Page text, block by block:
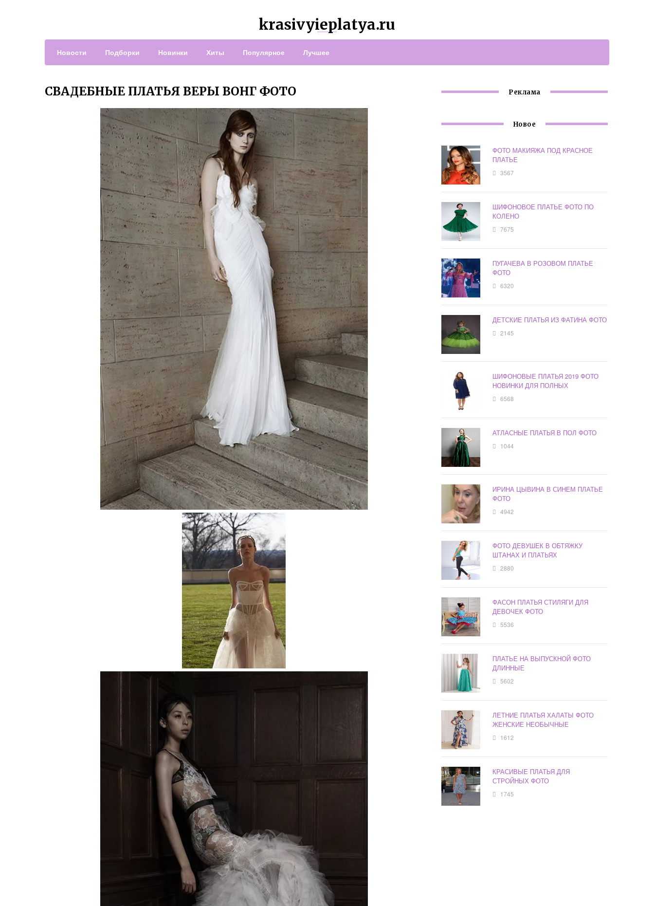
krasivyieplatya.ru
Новости Подборки Новинки Хиты Популярное Лучшее
СВАДЕБНЫЕ ПЛАТЬЯ ВЕРЫ ВОНГ ФОТО Реклама
Новое
ФОТО МАКИЯЖА ПОД КРАСНОЕ
ПЛАТЬЕ
3567
ШИФОНОВОЕ ПЛАТЬЕ ФОТО ПО
КОЛЕНО
7675
ПУГАЧЕВА В РОЗОВОМ ПЛАТЬЕ
ФОТО
6320
ДЕТСКИЕ ПЛАТЬЯ ИЗ ФАТИНА ФОТО
2145
ШИФОНОВЫЕ ПЛАТЬЯ 2019 ФОТО
НОВИНКИ ДЛЯ ПОЛНЫХ
6568
АТЛАСНЫЕ ПЛАТЬЯ В ПОЛ ФОТО
1044
ИРИНА ЦЫВИНА В СИНЕМ ПЛАТЬЕ
ФОТО
4942
ФОТО ДЕВУШЕК В ОБТЯЖКУ
ШТАНАХ И ПЛАТЬЯХ
2880
ФАСОН ПЛАТЬЯ СТИЛЯГИ ДЛЯ
ДЕВОЧЕК ФОТО
5536
ПЛАТЬЕ НА ВЫПУСКНОЙ ФОТО
ДЛИННЫЕ
5602
ЛЕТНИЕ ПЛАТЬЯ ХАЛАТЫ ФОТО
ЖЕНСКИЕ НЕОБЫЧНЫЕ
1612
КРАСИВЫЕ ПЛАТЬЯ ДЛЯ
СТРОЙНЫХ ФОТО
1745